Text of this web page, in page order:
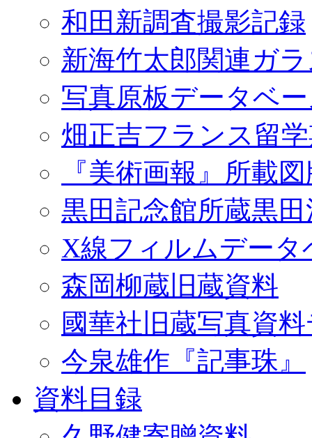
和田新調査撮影記録
新海竹太郎関連ガ
写真原板データベ
畑正吉フランス留
『美術画報』所載
黒田記念館所蔵黒
X線フィルムデータ
森岡柳蔵旧蔵資料
國華社旧蔵写真資
今泉雄作『記事珠』
資料目録